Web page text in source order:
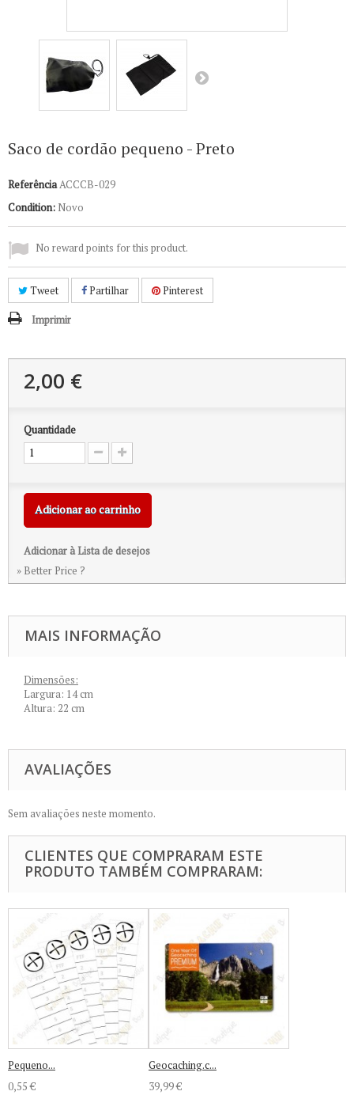
Saco de cordão pequeno - Preto
ReferênciaACCCB-029
Condition: Novo
No reward points for this product.
Tweet Partilhar Pinterest
Imprimir
2,00 €
Quantidade
Adicionar ao carrinho
Adicionar à Lista de desejos
» Better Price ?
MAIS INFORMAÇÃO
Dimensões:
Largura: 14 cm
Altura: 22 cm
AVALIAÇÕES
Sem avaliações neste momento.
CLIENTES QUE COMPRARAM ESTE
PRODUTO TAMBÉM COMPRARAM:
Pequeno...
0,55 €
Geocaching.c...
39,99 €